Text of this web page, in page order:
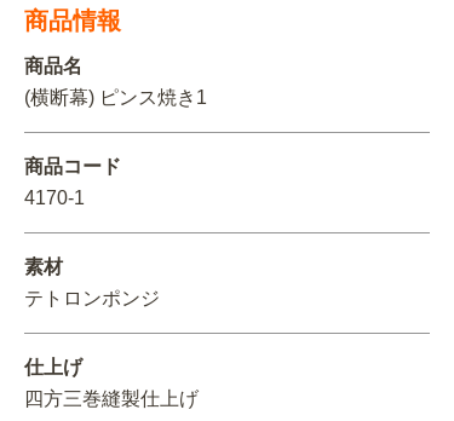
CATEGORY
飲食
美容・健康
カルチャー・教養
OTHER ITEMS
既製デザイン商品注文方法
オリジナルオーダー注文方法
料金一覧
お届け納期と配送方法
お支払方法
初めての方へ トップ
商品について
お客様の声
よくある質問
オリジナルオーダー制作事例
商品情報
商品名
(横断幕) ピンス焼き1
商品コード
4170-1
素材
テトロンポンジ
仕上げ
四方三巻縫製仕上げ